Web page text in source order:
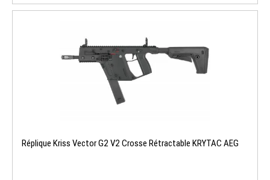
Réplique Kriss Vector G2 V2 Crosse Rétractable KRYTAC AEG